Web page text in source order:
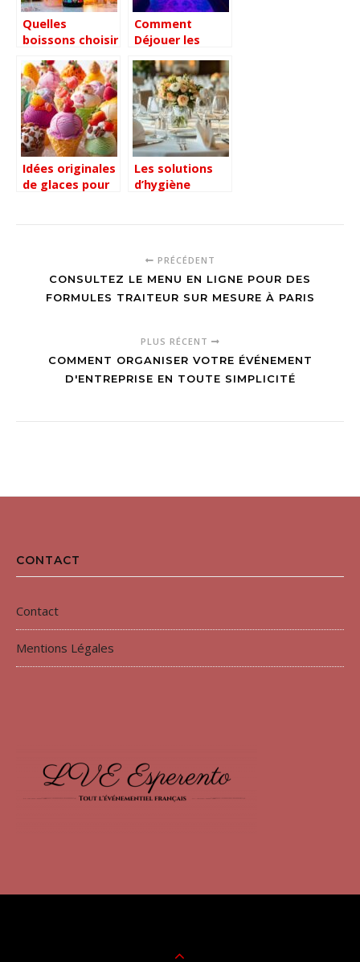
Quelles
boissons choisir
d’anniversaire
en famille ?
Comment
Déjouer les
l’Escape Game
SAW – Escape
Gamer –
Trouvez votre
escape game
Idées originales
de glaces pour
Les solutions
d’hygiène
PRÉCÉDENT
CONSULTEZ LE MENU EN LIGNE POUR DES
FORMULES TRAITEUR SUR MESURE À PARIS
PLUS RÉCENT
COMMENT ORGANISER VOTRE ÉVÉNEMENT
D'ENTREPRISE EN TOUTE SIMPLICITÉ
CONTACT
Contact
Mentions Légales